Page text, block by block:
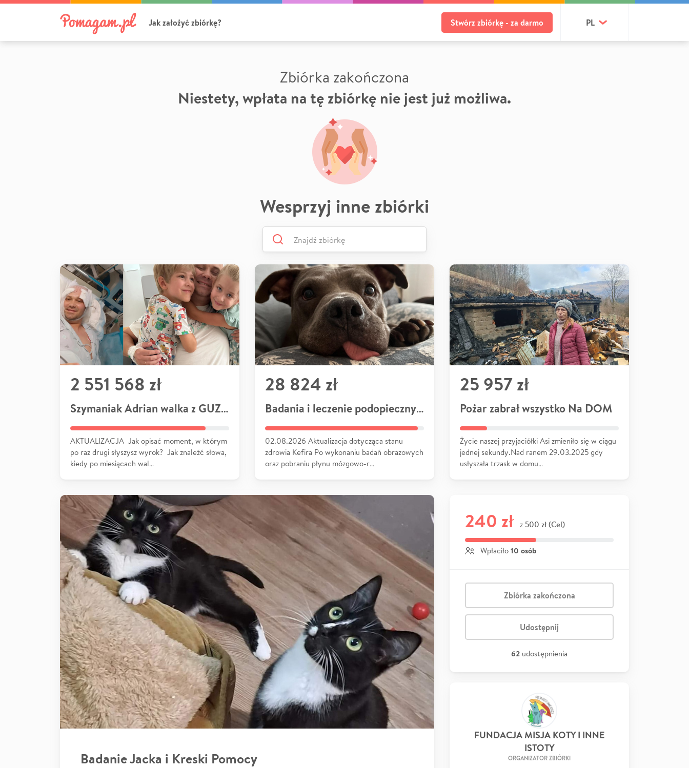
Jak założyć zbiórkę? Stwórz zbiórkę - za darmo PL
Zbiórka zakończona
Niestety, wpłata na tę zbiórkę nie jest już możliwa.
Wesprzyj inne zbiórki
2 551 568 zł
Szymaniak Adrian walka z GUZEM
AKTUALIZACJA Jak opisać moment, w którym
po raz drugi słyszysz wyrok? Jak znaleźć słowa,
kiedy po miesiącach wal…
28 824 zł
Badania i leczenie podopiecznych
02.08.2026 Aktualizacja dotycząca stanu
zdrowia Kefira Po wykonaniu badań obrazowych
oraz pobraniu płynu mózgowo-r…
25 957 zł
Pożar zabrał wszystko Na DOM
Życie naszej przyjaciółki Asi zmieniło się w ciągu
jednej sekundy.Nad ranem 29.03.2025 gdy
usłyszała trzask w domu…
Badanie Jacka i Kreski Pomocy
240 zł z 500 zł (Cel)
Wpłaciło 10 osób
Zbiórka zakończona
Udostępnij
62 udostępnienia
FUNDACJA MISJA KOTY I INNE
ISTOTY
ORGANIZATOR ZBIÓRKI